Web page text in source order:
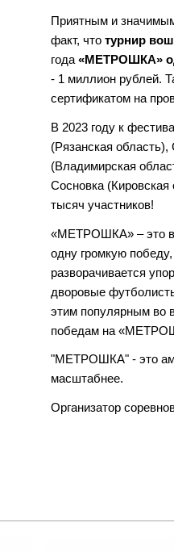
Приятным и
факт, что турнир
года «МЕТРОШКА»
- 1 миллион рублей.
сертификатом на
В 2023 году к
(Рязанская
(Владимирская
Сосновка (Кировская
тысяч участников!
«МЕТРОШКА» – это
одну громкую
разворачивается
дворовые
этим популярным во
победам на
"МЕТРОШКА" - это
масштабнее.
Организатор